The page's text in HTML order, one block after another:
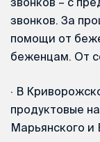
звонков. За
помощи от
беженцам. От
· В
продуктовые
Марьянского и